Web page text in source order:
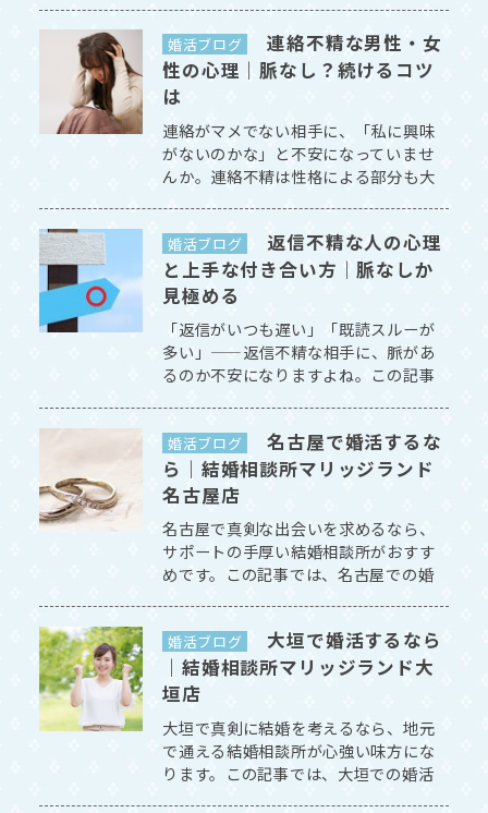
婚活ブログ
連絡不精な男性・女
性の心理｜脈なし？続けるコツ
は
連絡がマメでない相手に、「私に興味
がないのかな」と不安になっていませ
んか。連絡不精は性格による部分も大
す。 [続きを読む]
婚活ブログ
返信不精な人の心理
と上手な付き合い方｜脈なしか
見極める
「返信がいつも遅い」「既読スルーが
多い」——返信不精な相手に、脈があ
るのか不安になりますよね。この記事
む]
婚活ブログ
名古屋で婚活するな
ら｜結婚相談所マリッジランド
名古屋店
名古屋で真剣な出会いを求めるなら、
サポートの手厚い結婚相談所がおすす
めです。この記事では、名古屋での婚
婚活ブログ
大垣で婚活するなら
｜結婚相談所マリッジランド大
垣店
大垣で真剣に結婚を考えるなら、地元
で通える結婚相談所が心強い味方にな
ります。この記事では、大垣での婚活